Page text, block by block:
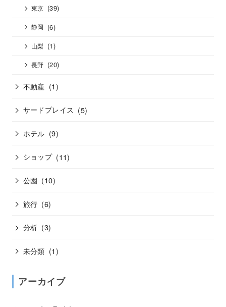
東京 (39)
静岡 (6)
山梨 (1)
長野 (20)
不動産 (1)
サードプレイス (5)
ホテル (9)
ショップ (11)
公園 (10)
旅行 (6)
分析 (3)
未分類 (1)
アーカイブ